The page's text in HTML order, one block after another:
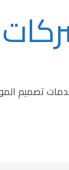
تصميم